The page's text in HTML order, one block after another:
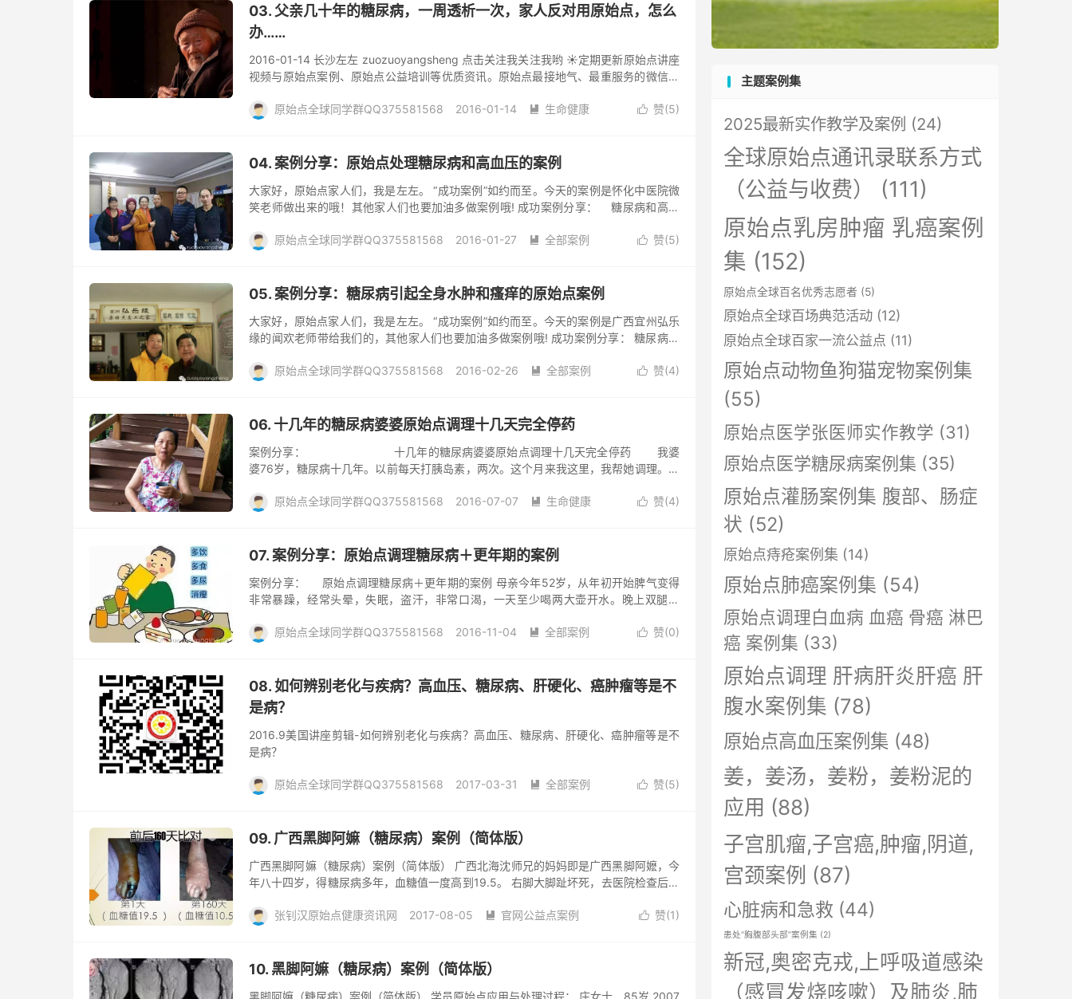
动，然后饮食也不节制，如此再如何使用原始点推揉，也没有多大用处，所以一定要告
诉患者，改变饮食然后加强温敷及运动，是不二法门。
03. 父亲几十年的糖尿病，一周透析一次，家人反对用原始点，怎么
办……
2016-01-14 长沙左左 zuozuoyangsheng 点击关注我关注我哟 ☀定期更新原始点讲座
视频与原始点案例、原始点公益培训等优质资讯。原始点最接地气、最重服务的微信平
好，我的老父亲，今年83岁了，从四十多岁起就糖尿病，现在病情加重了。医生说已经
推荐我了解了原始点，平时也是坚持喝姜汤、温敷，知道张医师说重症病人最忌寒凉，
 赞(5)
原始点全球同学群QQ375581568 2016-01-14 
生命健康
04. 案例分享：原始点处理糖尿病和高血压的案例
大家好，原始点家人们，我是左左。 “成功案例”如约而至。今天的案例是怀化中医院微
笑老师做出来的哦！其他家人们也要加油多做案例哦! 成功案例分享： 糖尿病和高血
享：廖先生，45岁，成都人，糖尿病多年，早晚注射胰岛素24个单位，高血压（110-
划已经减了4个单位的胰岛素，因为血糖出现了正常的反复，患者害怕了，打胰岛素回
 赞(5)
原始点全球同学群QQ375581568 2016-01-27  全部案例
05. 案例分享：糖尿病引起全身水肿和瘙痒的原始点案例
大家好，原始点家人们，我是左左。 “成功案例”如约而至。今天的案例是广西宜州弘乐
缘的闻欢老师带给我们的，其他家人们也要加油多做案例哦! 成功案例分享： 糖尿病引
险工作。去年因为体检，发现自己血糖太高。在医院住院有25天。在医院期间，每天都
等，后坚持出院。去的时候是走着进去的，出院的时候是抬着出来。 因为身体瘙痒难
 赞(4)
原始点全球同学群QQ375581568 2016-02-26  全部案例
06. 十几年的糖尿病婆婆原始点调理十几天完全停药
案例分享： 十几年的糖尿病婆婆原始点调理十几天完全停药 我婆
婆76岁，糖尿病十几年。以前每天打胰岛素，两次。这个月来我这里，我帮她调理。其
过去了。来了我这里今天18天了，最开始不信我的话，让她停针停药，不信我，我耐心
一起念佛！天天开心，昨天带她爬山，晚上...
 赞(4)
原始点全球同学群QQ375581568 2016-07-07 
生命健康
07. 案例分享：原始点调理糖尿病＋更年期的案例
案例分享： 原始点调理糖尿病＋更年期的案例 母亲今年52岁，从年初开始脾气变得
非常暴躁，经常头晕，失眠，盗汗，非常口渴，一天至少喝两大壶开水。晚上双腿麻
医生用西药降血糖，服用2天时，效果很明显，晚上也好睡。服用10来天后，血糖升到
么甜以外，其他症状没有改善。 从9月4号开始回家给妈妈调理：每天用原始点按推全
身，喝姜汤，温敷1小时。当天调理下来晚上就能一觉到天...
 赞(0)
原始点全球同学群QQ375581568 2016-11-04  全部案例
08. 如何辨别老化与疾病？高血压、糖尿病、肝硬化、癌肿瘤等是不
是病？
2016.9美国讲座剪辑-如何辨别老化与疾病？高血压、糖尿病、肝硬化、癌肿瘤等是不
是病？
 赞(5)
原始点全球同学群QQ375581568 2017-03-31  全部案例
09. 广西黑脚阿嫲（糖尿病）案例（简体版）
广西黑脚阿嫲（糖尿病）案例（简体版） 广西北海沈师兄的妈妈即是广西黑脚阿嬷，今
年八十四岁，得糖尿病多年，血糖值一度高到19.5。 右脚大脚趾坏死，去医院检查后，
理。 经过沈师兄五个多月的原始点精心调理，现在坏死的脚趾自然脱落，伤口已完全愈
路后降到一～二斤用量。开始的一个月，每天一到二次全身按推，后来每天一次，到最
 赞(1)
张钊汉原始点健康资讯网 2017-08-05 
官网公益点案例
10. 黑脚阿嫲（糖尿病）案例（简体版）
黑脚阿嫲（糖尿病）案例（简体版） 学员原始点应用与处理过程： 庄女士 85岁 2007
主题案例集
2025最新实作教学及案例 (24)
全球原始点通讯录联系方式
（公益与收费）
(111)
原始点乳房肿瘤 乳癌案例
集 (152)
原始点全球百名优秀志愿者 (5)
原始点全球百场典范活动 (12)
原始点全球百家一流公益点 (11)
原始点动物鱼狗猫宠物案例集
(55)
原始点医学张医师实作教学 (31)
原始点医学糖尿病案例集 (35)
原始点灌肠案例集 腹部、肠症
状 (52)
原始点痔疮案例集 (14)
原始点肺癌案例集 (54)
原始点调理白血病 血癌 骨癌 淋巴
癌 案例集 (33)
原始点调理 肝病肝炎肝癌 肝
腹水案例集 (78)
原始点高血压案例集 (48)
姜，姜汤，姜粉，姜粉泥的
应用 (88)
子宫肌瘤,子宫癌,肿瘤,阴道,
宫颈案例 (87)
心脏病和急救 (44)
患处“胸腹部头部”案例集 (2)
新冠,奥密克戎,上呼吸道感染
（感冒发烧咳嗽）及肺炎,肺